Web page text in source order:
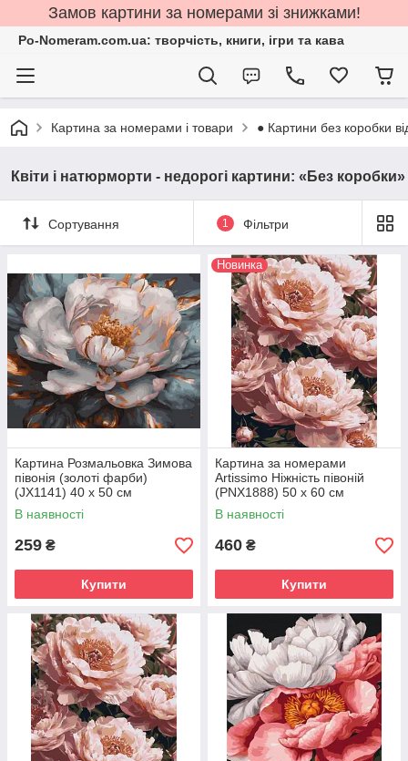
Замов картини за номерами зі знижками!
Po-Nomeram.com.ua: творчість, книги, ігри та кава
Картина за номерами і товари ● Картини без коробки
Квіти і натюрморти - недорогі картини: «Без коробки»
Сортування 1 Фільтри
Картина Розмальовка Зимова
півонія (золоті фарби)
(JX1141) 40 х 50 см
В наявності
259 ₴
Купити
Новинка
Картина за номерами
Artissimo Ніжність півоній
(PNX1888) 50 х 60 см
В наявності
460 ₴
Купити